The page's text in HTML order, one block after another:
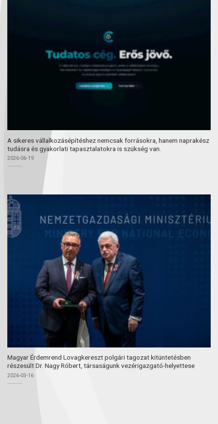
A sikeres vállalkozásépítéshez nemcsak forrásokra, hanem naprakész
tudásra és gyakorlati tapasztalatokra is szükség van.
2026-06-19
Magyar Érdemrend Lovagkereszt polgári tagozat kitüntetésben
részesült Dr. Nagy Róbert, társaságunk vezérigazgató-helyettese
2026-03-16